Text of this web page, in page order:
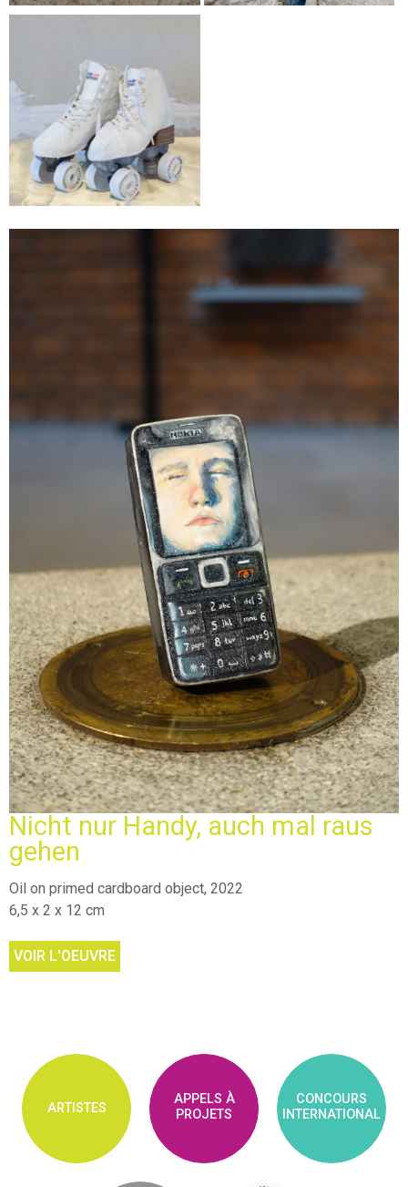
Nicht nur Handy, auch mal raus
gehen
Oil on primed cardboard object, 2022
6,5 x 2 x 12 cm
VOIR L'OEUVRE
ARTISTES
APPELS À
PROJETS
CONCOURS
INTERNATIONAL